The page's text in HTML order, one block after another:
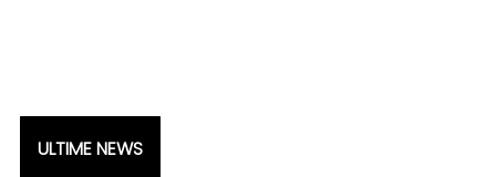
ULTIME NEWS